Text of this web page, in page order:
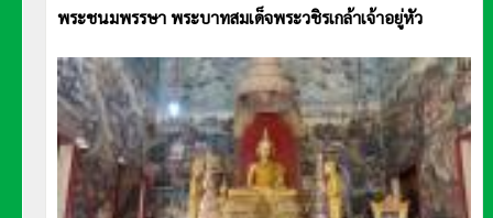
พระชนมพรรษา พระบาทสมเด็จพระวชิรเกล้าเจ้าอยู่หัว